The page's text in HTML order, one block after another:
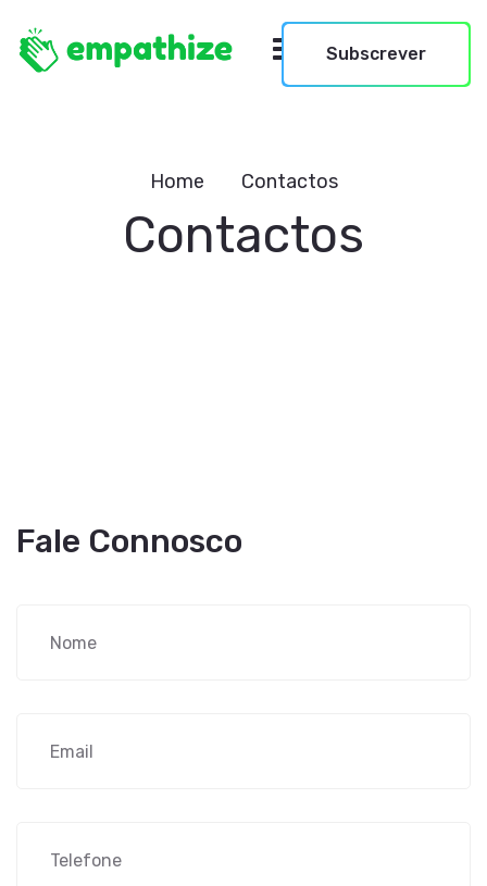
Subscrever
Home Contactos
Contactos
Fale Connosco